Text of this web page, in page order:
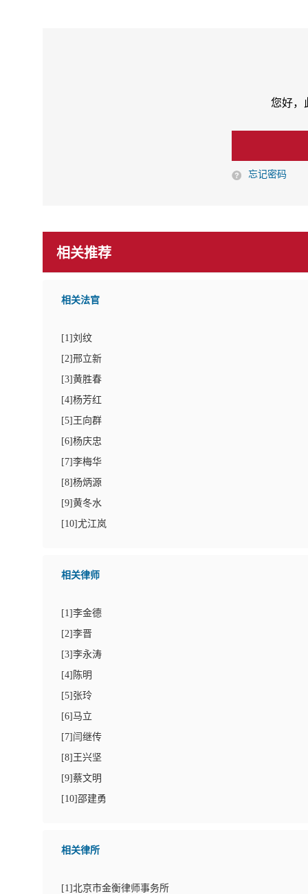
您好，
忘记密码
相关推荐
相关法官
[1]刘纹
[2]邢立新
[3]黄胜春
[4]杨芳红
[5]王向群
[6]杨庆忠
[7]李梅华
[8]杨炳源
[9]黄冬水
[10]尤江岚
相关律师
[1]李金德
[2]李晋
[3]李永涛
[4]陈明
[5]张玲
[6]马立
[7]闫继传
[8]王兴坚
[9]蔡文明
[10]邵建勇
相关律所
[1]北京市金衡律师事务所